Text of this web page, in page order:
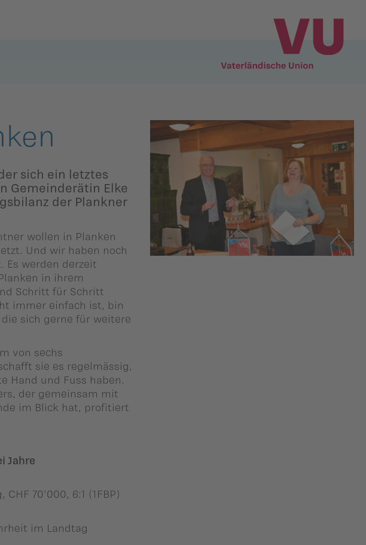
sich ein letztes
Gemeinderätin Elke
der Plankner
wollen in Planken
Und wir haben noch
Es werden derzeit
in ihrem
Schritt für Schritt
immer einfach ist, bin
sich gerne für weitere
von sechs
sie es regelmässig,
Hand und Fuss haben.
der gemeinsam mit
im Blick hat, profitiert
Jahre
70‘000, 6:1 (1FBP)
im Landtag